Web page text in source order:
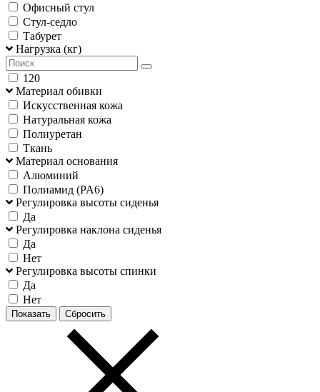
Офисный стул
Стул-седло
Табурет
Нагрузка (кг)
120
Материал обивки
Искусственная кожа
Натуральная кожа
Полиуретан
Ткань
Материал основания
Алюминий
Полиамид (PA6)
Регулировка высоты сиденья
Да
Регулировка наклона сиденья
Да
Нет
Регулировка высоты спинки
Да
Нет